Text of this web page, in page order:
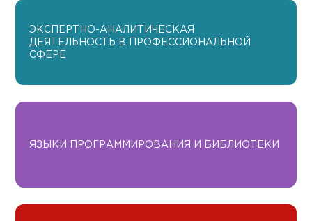
ЭКСПЕРТНО-АНАЛИТИЧЕСКАЯ
ДЕЯТЕЛЬНОСТЬ В ПРОФЕССИОНАЛЬНОЙ
СФЕРЕ
ЯЗЫКИ ПРОГРАММИРОВАНИЯ И БИБЛИОТЕКИ